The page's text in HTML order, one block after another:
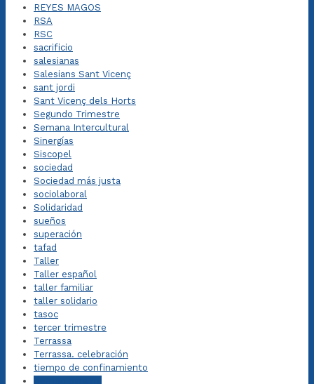
REYES MAGOS
RSA
RSC
sacrificio
salesianas
Salesians Sant Vicenç
sant jordi
Sant Vicenç dels Horts
Segundo Trimestre
Semana Intercultural
Sinergías
Siscopel
sociedad
Sociedad más justa
sociolaboral
Solidaridad
sueños
superación
tafad
Taller
Taller español
taller familiar
taller solidario
tasoc
tercer trimestre
Terrassa
Terrassa. celebración
tiempo de confinamiento